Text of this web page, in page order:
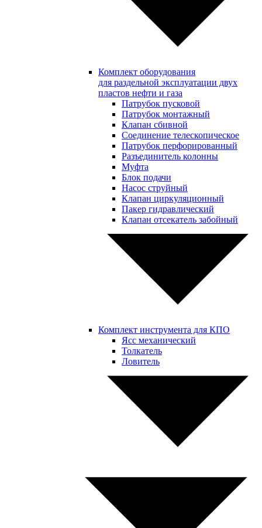
Комплект оборудования
для раздельной эксплуатации двух
пластов нефти и газа
Патрубок пусковой
Патрубок монтажный
Клапан сбивной
Соединение телескопическое
Патрубок перфорированный
Разъединитель колонны
Муфта
Блок подачи
Насос струйный
Клапан циркуляционный
Пакер гидравлический
Клапан отсекатель забойный
Комплект инструмента для КПО
Ясс механический
Толкатель
Ловитель